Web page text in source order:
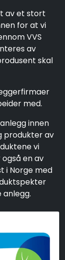
av et stort
for at vi
VVS
av
skal
med.
innen
produkter av
vi
en av
i Norge med